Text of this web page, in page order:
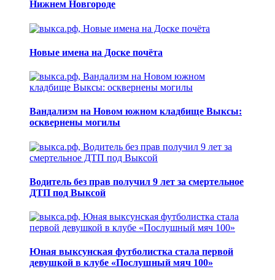
Нижнем Новгороде
Новые имена на Доске почёта
Вандализм на Новом южном кладбище Выксы:
осквернены могилы
Водитель без прав получил 9 лет за смертельное
ДТП под Выксой
Юная выксунская футболистка стала первой
девушкой в клубе «Послушный мяч 100»